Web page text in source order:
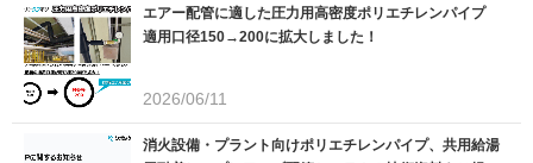
エアー配管に適した圧力用高密度ポリエチレンパイプ
適用口径150→200に拡大しました！
2026/06/11
消火設備・プラント向けポリエチレンパイプ、共用給湯